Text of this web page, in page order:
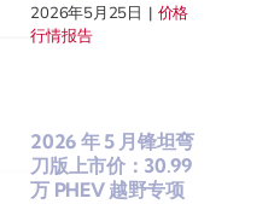
2026年5月25日 | 价格
行情报告
2026 年 5 月锋坦弯
刀版上市价：30.99
万 PHEV 越野专项